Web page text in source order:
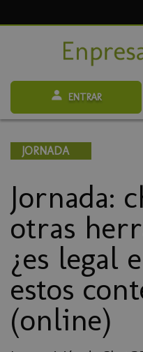
ENTRAR
JORNADA
Jornada:
otras
¿es legal
estos
(online)